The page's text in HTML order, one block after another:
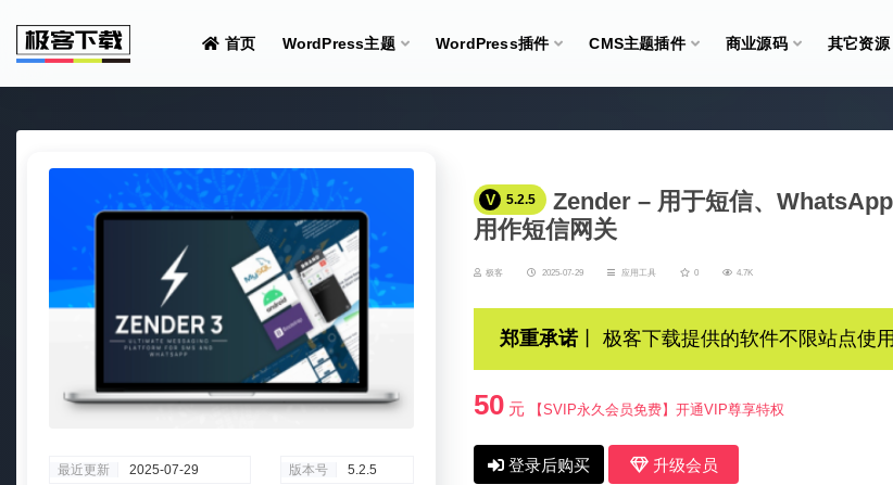
首页 WordPress主题 WordPress插件 CMS主题插件 商业源码 其它资源
最近更新 2025-07-29 版本号 5.2.5
V 5.2.5
Zender – 用于短信、
用作短信网关
极客 2025-07-29 应用工具 0 4.7K
郑重承诺丨 极客下载提供的软件不限站点使
50 元 【SVIP永久会员免费】开通VIP尊享特权
登录后购买 升级会员